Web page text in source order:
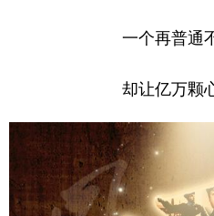
天津
辽宁 吉林
浙江 安徽
山东 河南
一个再普通
却让亿万颗